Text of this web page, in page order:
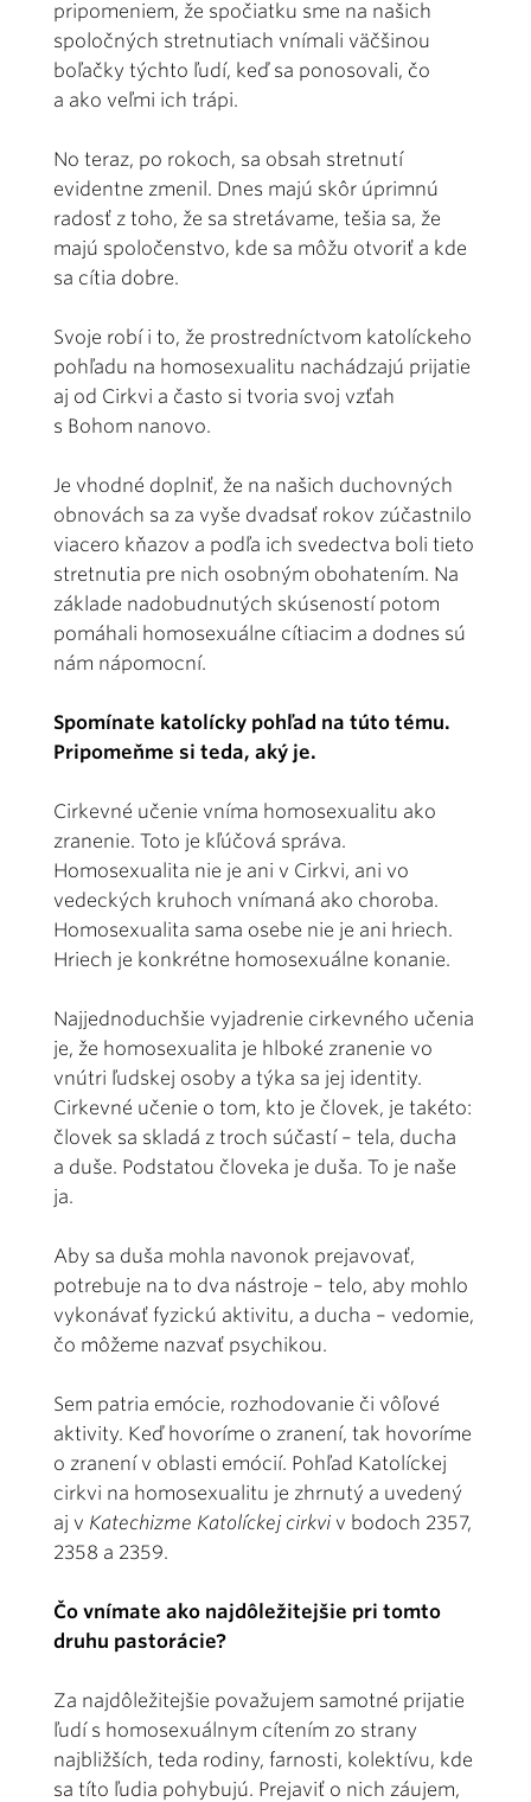
pripomeniem, že spočiatku sme na našich
spoločných stretnutiach vnímali väčšinou
boľačky týchto ľudí, keď sa ponosovali, čo
a ako veľmi ich trápi.
No teraz, po rokoch, sa obsah stretnutí
evidentne zmenil. Dnes majú skôr úprimnú
radosť z toho, že sa stretávame, tešia sa, že
majú spoločenstvo, kde sa môžu otvoriť a kde
sa cítia dobre.
Svoje robí i to, že prostredníctvom katolíckeho
pohľadu na homosexualitu nachádzajú prijatie
aj od Cirkvi a často si tvoria svoj vzťah
s Bohom nanovo.
Je vhodné doplniť, že na našich duchovných
obnovách sa za vyše dvadsať rokov zúčastnilo
viacero kňazov a podľa ich svedectva boli tieto
stretnutia pre nich osobným obohatením. Na
základe nadobudnutých skúseností potom
pomáhali homosexuálne cítiacim a dodnes sú
nám nápomocní.
Spomínate katolícky pohľad na túto tému.
Pripomeňme si teda, aký je.
Cirkevné učenie vníma homosexualitu ako
zranenie. Toto je kľúčová správa.
Homosexualita nie je ani v Cirkvi, ani vo
vedeckých kruhoch vnímaná ako choroba.
Homosexualita sama osebe nie je ani hriech.
Hriech je konkrétne homosexuálne konanie.
Najjednoduchšie vyjadrenie cirkevného učenia
je, že homosexualita je hlboké zranenie vo
vnútri ľudskej osoby a týka sa jej identity.
Cirkevné učenie o tom, kto je človek, je takéto:
človek sa skladá z troch súčastí – tela, ducha
a duše. Podstatou človeka je duša. To je naše
ja.
Aby sa duša mohla navonok prejavovať,
potrebuje na to dva nástroje – telo, aby mohlo
vykonávať fyzickú aktivitu, a ducha – vedomie,
čo môžeme nazvať psychikou.
Sem patria emócie, rozhodovanie či vôľové
aktivity. Keď hovoríme o zranení, tak hovoríme
o zranení v oblasti emócií. Pohľad Katolíckej
cirkvi na homosexualitu je zhrnutý a uvedený
aj v Katechizme Katolíckej cirkvi v bodoch 2357,
2358 a 2359.
Čo vnímate ako najdôležitejšie pri tomto
druhu pastorácie?
Za najdôležitejšie považujem samotné prijatie
ľudí s homosexuálnym cítením zo strany
najbližších, teda rodiny, farnosti, kolektívu, kde
sa títo ľudia pohybujú. Prejaviť o nich záujem,